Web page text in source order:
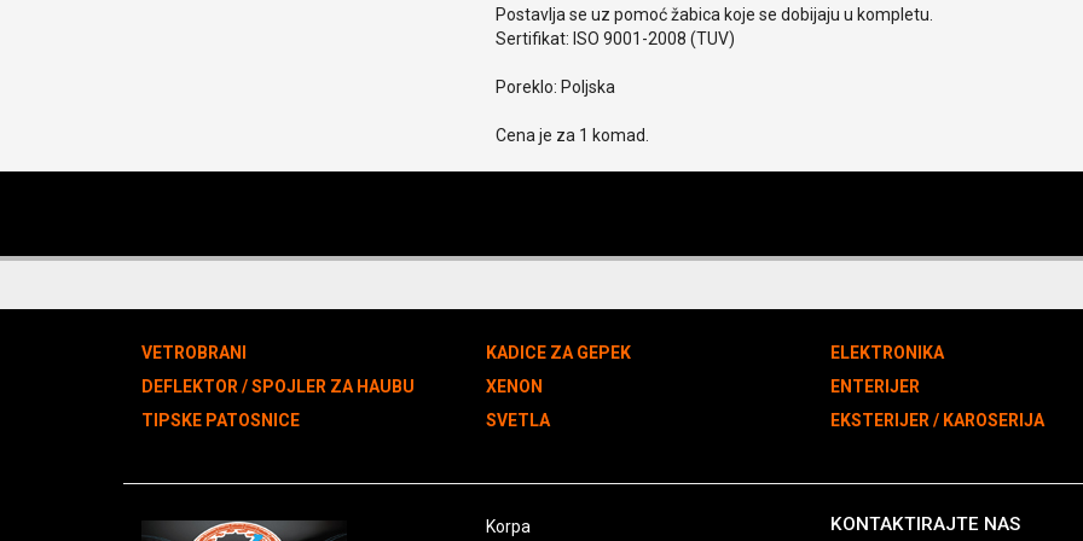
Postavlja se uz pomoć žabica koje se dobijaju u kompletu.
Sertifikat: ISO 9001-2008 (TUV)
Poreklo: Poljska
Cena je za 1 komad.
VETROBRANI
DEFLEKTOR / SPOJLER ZA HAUBU
TIPSKE PATOSNICE
KADICE ZA GEPEK
XENON
SVETLA
ELEKTRONIKA
ENTERIJER
EKSTERIJER / KAROSERIJA
Korpa KONTAKTIRAJTE NAS